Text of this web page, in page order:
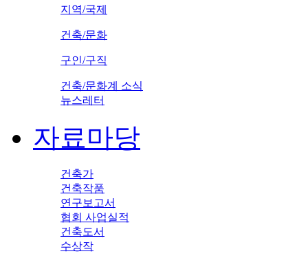
지역/국제
건축/문화
구인/구직
건축/문화계 소식
뉴스레터
자료마당
건축가
건축작품
연구보고서
협회 사업실적
건축도서
수상작